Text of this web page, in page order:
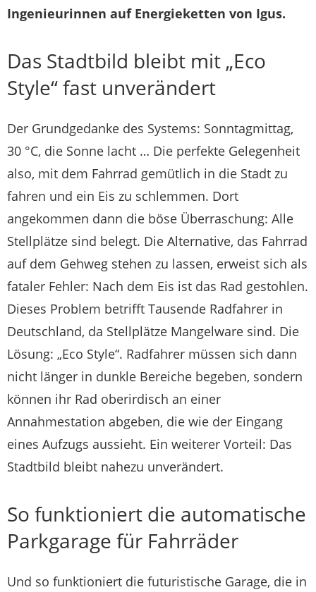
Ingenieurinnen auf Energieketten von Igus.
Das Stadtbild bleibt mit „Eco
Style“ fast unverändert
Der Grundgedanke des Systems: Sonntagmittag,
30 °C, die Sonne lacht … Die perfekte Gelegenheit
also, mit dem Fahrrad gemütlich in die Stadt zu
fahren und ein Eis zu schlemmen. Dort
angekommen dann die böse Überraschung: Alle
Stellplätze sind belegt. Die Alternative, das Fahrrad
auf dem Gehweg stehen zu lassen, erweist sich als
fataler Fehler: Nach dem Eis ist das Rad gestohlen.
Dieses Problem betrifft Tausende Radfahrer in
Deutschland, da Stellplätze Mangelware sind. Die
Lösung: „Eco Style“. Radfahrer müssen sich dann
nicht länger in dunkle Bereiche begeben, sondern
können ihr Rad oberirdisch an einer
Annahmestation abgeben, die wie der Eingang
eines Aufzugs aussieht. Ein weiterer Vorteil: Das
Stadtbild bleibt nahezu unverändert.
So funktioniert die automatische
Parkgarage für Fahrräder
Und so funktioniert die futuristische Garage, die in